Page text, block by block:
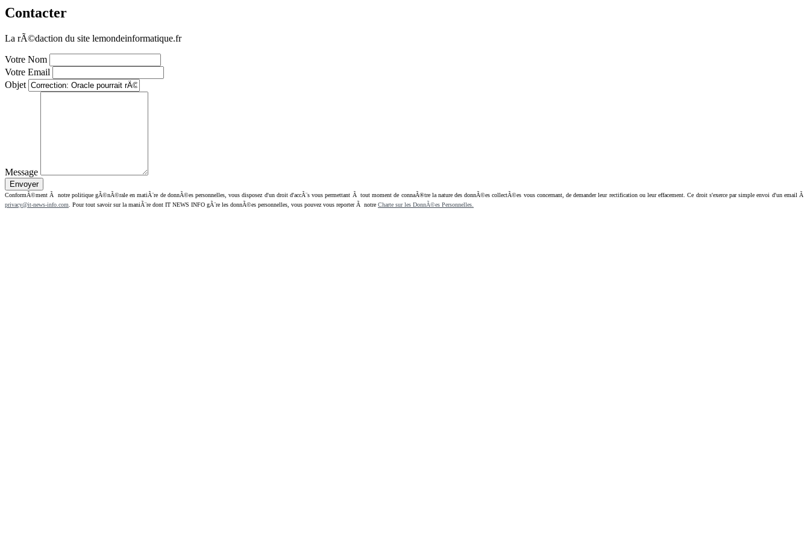
Contacter
La rÃ©daction du site lemondeinformatique.fr
Votre Nom
Votre Email
Objet
Message
ConformÃ©ment Ã notre politique gÃ©nÃ©rale en matiÃ¨re de donnÃ©es personnelles, vous disposez d'un droit d'accÃ¨s vous permettant Ã tout moment de connaÃ®tre la nature des donnÃ©es collectÃ©es vous concernant, de demander leur rectification ou leur effacement. Ce droit s'exerce par simple envoi d'un email Ã
privacy@it-news-info.com . Pour tout savoir sur la maniÃ¨re dont IT NEWS INFO gÃ¨re les donnÃ©es personnelles, vous pouvez vous reporter Ã notre Charte sur les DonnÃ©es Personnelles.